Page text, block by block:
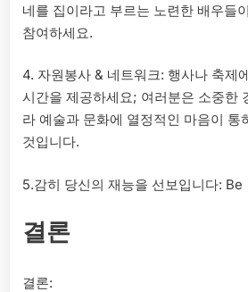
네를 집이라고 부르는 노련한 배우들
참여하세요.
4. 자원봉사 & 네트워크: 행사나 축제
시간을 제공하세요; 여러분은 소중한
라 예술과 문화에 열정적인 마음이 통
것입니다.
5.감히 당신의 재능을 선보입니다: Be
결론
결론: